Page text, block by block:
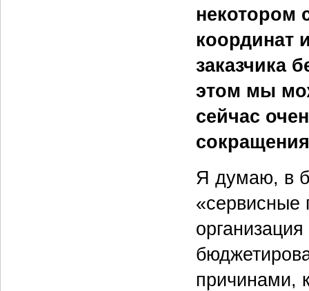
некотором
координат
заказчика
этом мы
сейчас
Я думаю, в
«сервисные
причинами,